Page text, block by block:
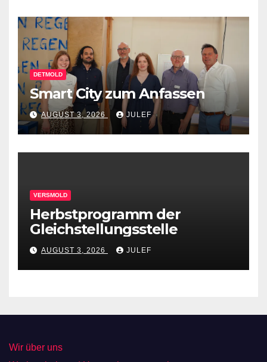
DETMOLD
Smart City zum Anfassen
AUGUST 3, 2026 JULEF
VERSMOLD
Herbstprogramm der
Gleichstellungsstelle
AUGUST 3, 2026 JULEF
Wir über uns